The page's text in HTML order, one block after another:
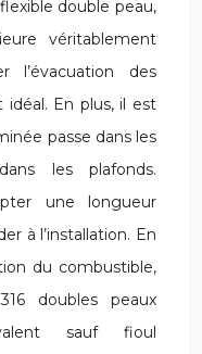
double peau,
véritablement
l’évacuation des
En plus, il est
passe dans les
les plafonds.
une longueur
à l’installation. En
du combustible,
doubles peaux
sauf fioul